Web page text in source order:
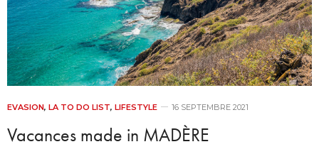
EVASION, LA TO DO LIST, LIFESTYLE 16 SEPTEMBRE 2021
Vacances made in MADÈRE